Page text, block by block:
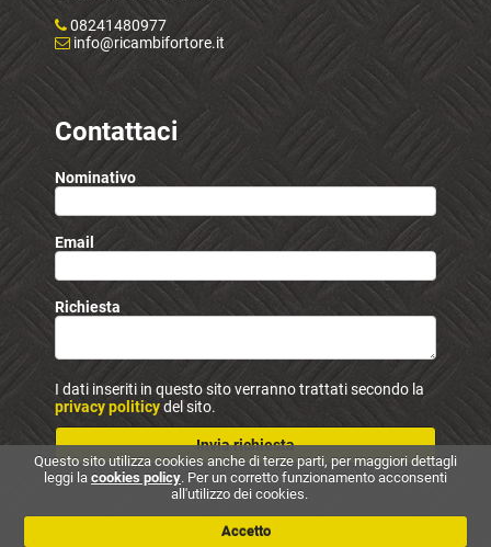
Questo sito utilizza cookies anche di terze parti, per maggiori dettagli
leggi la cookies policy. Per un corretto funzionamento acconsenti
all'utilizzo dei cookies.
Accetto
08241480977
info@ricambifortore.it
Contattaci
Nominativo
Email
Richiesta
I dati inseriti in questo sito verranno trattati secondo la
privacy politicydel sito.
Invia richiesta